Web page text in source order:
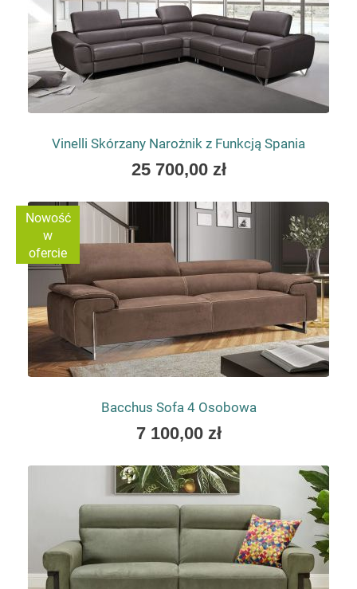
Vinelli Skórzany Narożnik z Funkcją Spania
As
as
25 700,00 zł
Nowość
w
ofercie
Bacchus Sofa 4 Osobowa
As
as
7 100,00 zł